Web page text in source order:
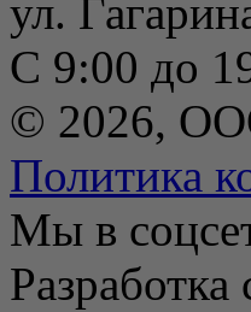
ул.
С 9:00 до
© 2026,
Политика
Мы в
Разработка